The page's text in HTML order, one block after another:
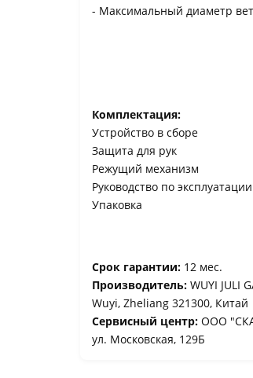
- Максимальный диаметр
Комплектация:
Устройство в сборе
Защита для рук
Режущий механизм
Руководство по эксплуатации
Упаковка
Срок гарантии: 12 мес.
Производитель: WUYI JULI
Wuyi, Zheliang 321300, Китай
Сервисный центр: ООО
ул. Московская, 129Б